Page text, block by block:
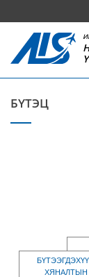
БҮТЭЦ
ХЯНАЛТЫН